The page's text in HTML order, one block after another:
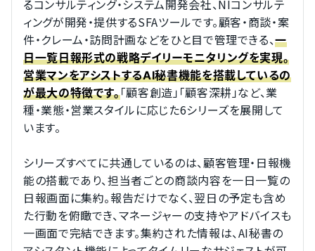
るコンサルティング・システム開発会社、NIコンサルテ
ィングが開発・提供するSFAツールです。顧客・商談・案
件・クレーム・訪問計画などをひと目で管理できる、一
日一覧日報形式の戦略デイリーモニタリングを実現。
営業マンをアシストするAI秘書機能を搭載しているの
が最大の特徴です。「顧客創造」「顧客深耕」など、業
種・業態・営業スタイルに応じた6シリーズを展開して
います。
シリーズすべてに共通しているのは、顧客管理・日報機
能の搭載であり、担当者ごとの商談内容を一日一覧の
日報画面に集約。報告だけでなく、翌日の予定も含め
た行動を俯瞰でき、マネージャーの支持やアドバイスも
一画面で完結できます。集約された情報は、AI秘書の